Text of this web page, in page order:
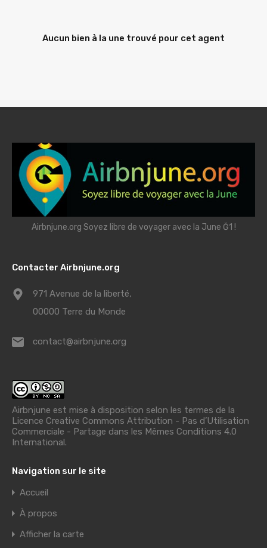
Aucun bien à la une trouvé pour cet agent
Airbnjune.org Soyez libre de voyager avec la June Ğ1 !
Contacter Airbnjune.org
971 Avenue de la liberté,
00000 Terre du Monde
contact@airbnjune.org
Airbnjune est mise à disposition selon les termes de la
Licence Creative Commons Attribution - Pas d’Utilisation
Commerciale - Partage dans les Mêmes Conditions 4.0
International.
Navigation sur le site
Accueil
À propos
Afficher la carte